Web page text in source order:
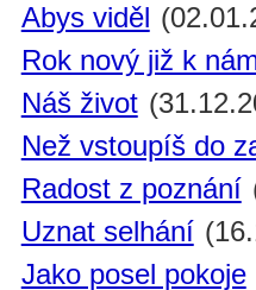
Abys viděl
Rok nový již k
Náš život
Než vstoupíš do
Radost z poznání
Uznat selhání
Jako posel pokoje